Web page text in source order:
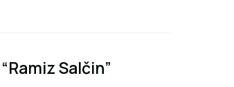
Salčin”